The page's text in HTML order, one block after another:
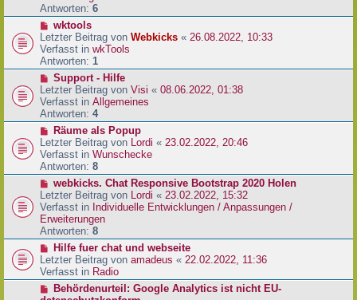
t
r
a
g
r
B
e
i
t
r
a
g
Antworten: 6
N
e
u
e
r
B
e
i
t
a
g
wktools
Letzter Beitrag von Webkicks « 26.08.2022, 10:33
Verfasst in wkTools
Antworten: 1
N
e
u
e
r
B
e
i
t
a
g
Support - Hilfe
Letzter Beitrag von Visi « 08.06.2022, 01:38
Verfasst in Allgemeines
Antworten: 4
N
e
u
e
r
B
e
i
t
r
a
g
Räume als Popup
Letzter Beitrag von Lordi « 23.02.2022, 20:46
Verfasst in Wunschecke
Antworten: 8
N
e
u
e
r
B
e
i
t
webkicks. Chat Responsive Bootstrap 2020 Holen
Letzter Beitrag von Lordi « 23.02.2022, 15:32
Verfasst in Individuelle Entwicklungen / Anpassungen /
Erweiterungen
Antworten: 8
N
e
u
e
Hilfe fuer chat und webseite
Letzter Beitrag von amadeus « 22.02.2022, 11:36
Verfasst in Radio
NBehördenurteil: Google Analytics ist nicht EU-